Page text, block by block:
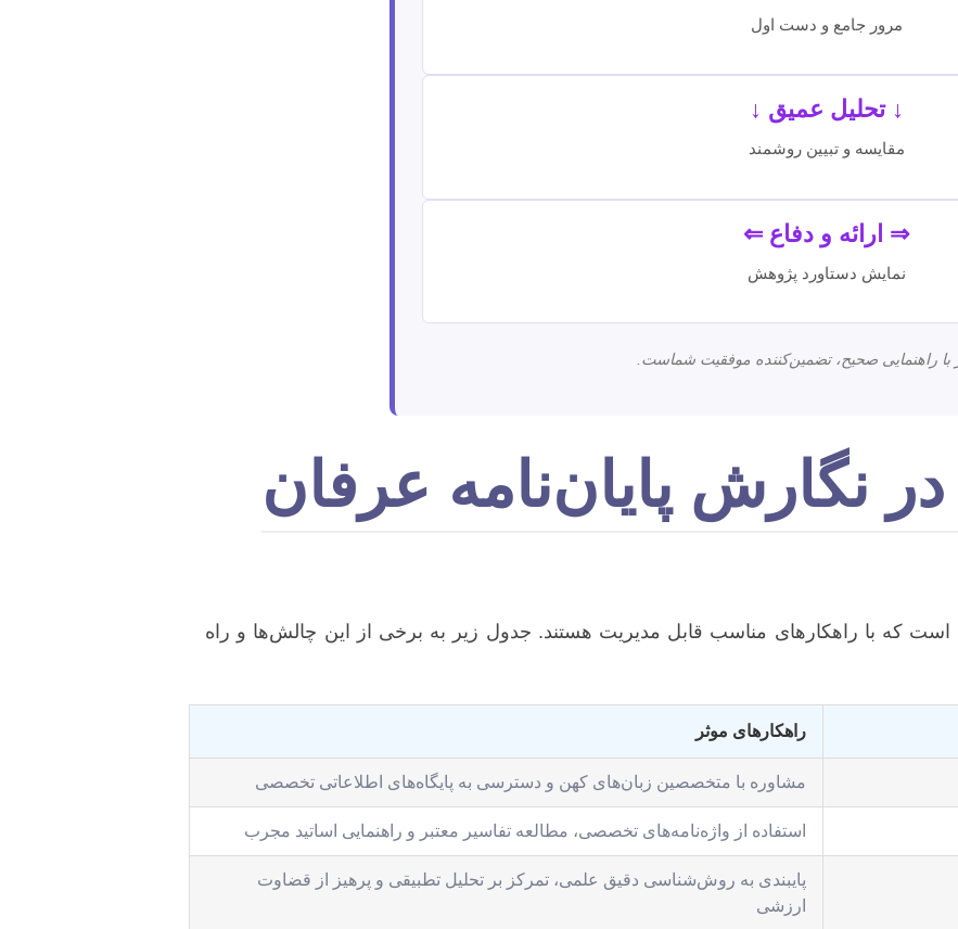
مرور جامع و دست اول
↓ تحلیل عمیق ↓
مقایسه و تبیین روشمند
⇒ ارائه و دفاع ⇐
نمایش دستاورد پژوهش
با راهنمایی صحیح، تضمین‌کننده موفقیت شماست.
نگارش پایان‌نامه عرفان
که با راهکارهای مناسب قابل مدیریت هستند. جدول زیر به برخی از این چالش‌ها و راه
راهکارهای موثر
مشاوره با متخصصین زبان‌های کهن و دسترسی به پایگاه‌های اطلاعاتی تخصصی
استفاده از واژه‌نامه‌های تخصصی، مطالعه تفاسیر معتبر و راهنمایی اساتید مجرب
پایبندی به روش‌شناسی دقیق علمی، تمرکز بر تحلیل تطبیقی و پرهیز از قضاوت
ارزشی